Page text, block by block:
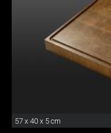
57 x 40 x 5 cm